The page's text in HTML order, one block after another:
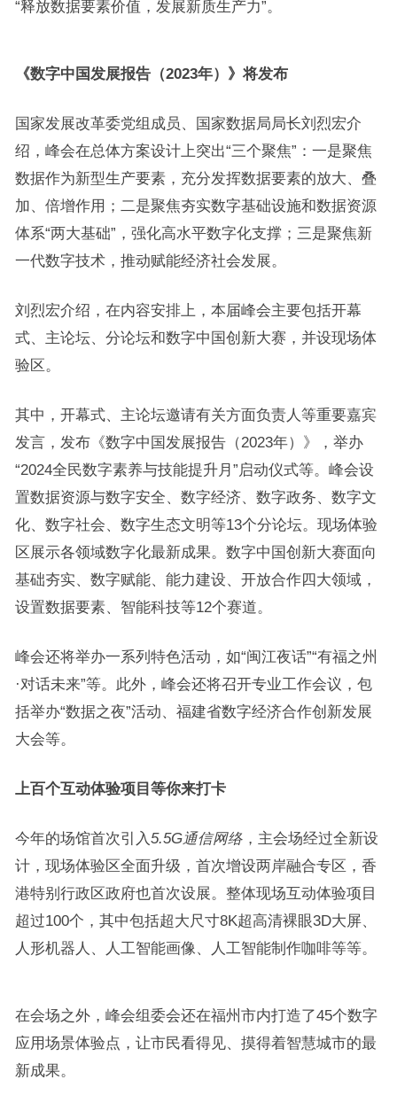
“释放数据要素价值，发展新质生产力”。
《数字中国发展报告（2023年）》将发布
国家发展改革委党组成员、国家数据局局长刘烈宏介
绍，峰会在总体方案设计上突出“三个聚焦”：一是聚焦
数据作为新型生产要素，充分发挥数据要素的放大、叠
加、倍增作用；二是聚焦夯实数字基础设施和数据资源
体系“两大基础”，强化高水平数字化支撑；三是聚焦新
一代数字技术，推动赋能经济社会发展。
刘烈宏介绍，在内容安排上，本届峰会主要包括开幕
式、主论坛、分论坛和数字中国创新大赛，并设现场体
验区。
其中，开幕式、主论坛邀请有关方面负责人等重要嘉宾
发言，发布《数字中国发展报告（2023年）》，举办
“2024全民数字素养与技能提升月”启动仪式等。峰会设
置数据资源与数字安全、数字经济、数字政务、数字文
化、数字社会、数字生态文明等13个分论坛。现场体验
区展示各领域数字化最新成果。数字中国创新大赛面向
基础夯实、数字赋能、能力建设、开放合作四大领域，
设置数据要素、智能科技等12个赛道。
峰会还将举办一系列特色活动，如“闽江夜话”“有福之州
·对话未来”等。此外，峰会还将召开专业工作会议，包
括举办“数据之夜”活动、福建省数字经济合作创新发展
大会等。
上百个互动体验项目等你来打卡
今年的场馆首次引入 5.5G通信网络，主会场经过全新设
计，现场体验区全面升级，首次增设两岸融合专区，香
港特别行政区政府也首次设展。整体现场互动体验项目
超过100个，其中包括超大尺寸8K超高清裸眼3D大屏、
人形机器人、人工智能画像、人工智能制作咖啡等等。
在会场之外，峰会组委会还在福州市内打造了45个数字
应用场景体验点，让市民看得见、摸得着智慧城市的最
新成果。